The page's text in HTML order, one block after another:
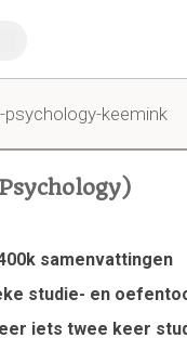
keemink
samenvattingen
studie- en
iets twee keer